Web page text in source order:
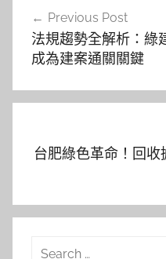
導
覽
Previous Post
法規趨勢全解析：綠
成為建案通關關鍵
台肥綠色革命！回
Search